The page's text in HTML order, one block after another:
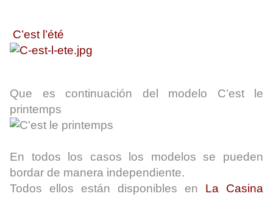
C’est l’été
Que es continuación del modelo C’est le
printemps
En todos los casos los modelos se pueden
bordar de manera independiente.
Todos ellos están disponibles en La Casina